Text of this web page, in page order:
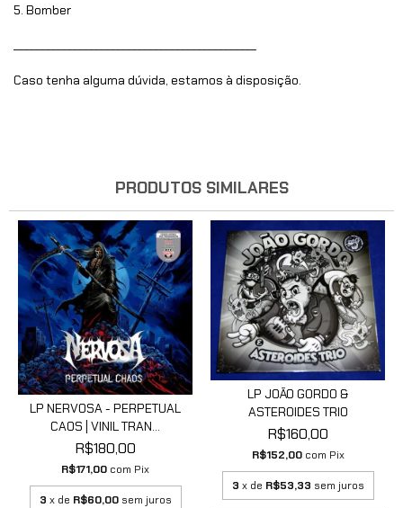
5. Bomber
Caso tenha alguma dúvida, estamos à disposição.
PRODUTOS SIMILARES
LP NERVOSA - PERPETUAL
CAOS | VINIL TRAN...
R$180,00
R$171,00 com Pix
3 x de R$60,00 sem juros
LP JOÃO GORDO &
ASTEROIDES TRIO
R$160,00
R$152,00 com Pix
3 x de R$53,33 sem juros